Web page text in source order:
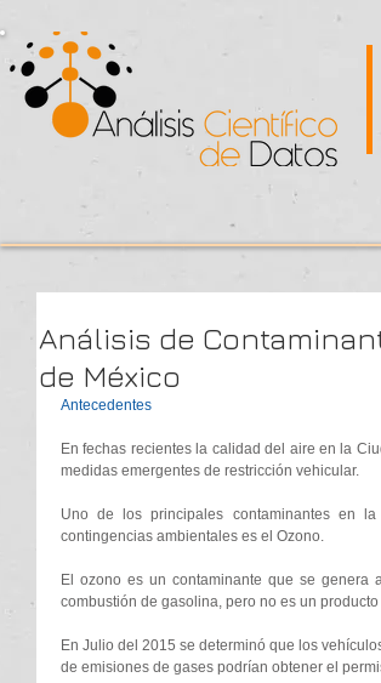
Análisis de
de México
Antecedentes
En fechas recientes la calidad del aire en la
medidas emergentes de restricción vehicular.
Uno de los principales contaminantes en
contingencias ambientales es el Ozono.
El ozono es un contaminante que se genera
combustión de gasolina, pero no es un
En Julio del 2015 se determinó que los
de emisiones de gases podrían obtener el